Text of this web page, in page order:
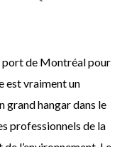
port de Montréal pour
est vraiment un
grand hangar dans le
professionnels de la